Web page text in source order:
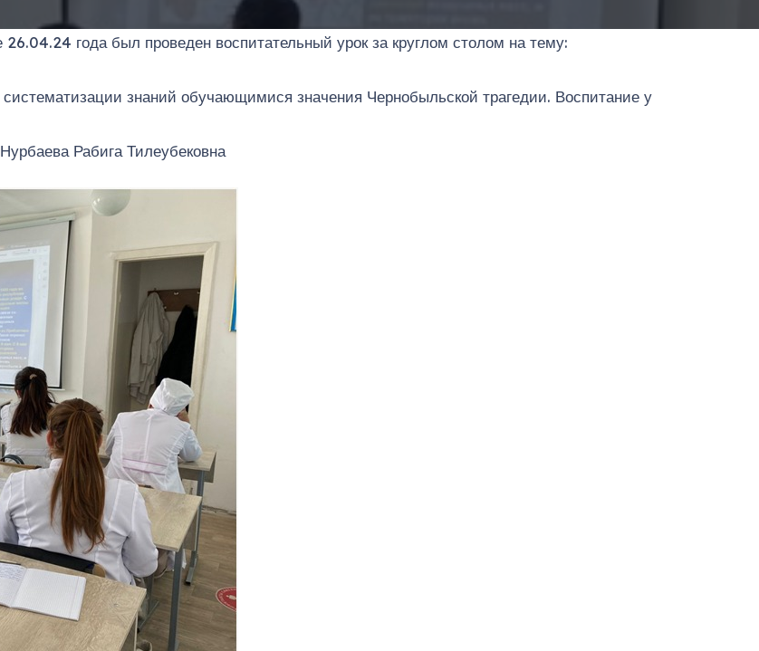
года был проведен воспитательный урок за круглом столом на тему:
знаний обучающимися значения Чернобыльской трагедии. Воспитание у
Рабига Тилеубековна